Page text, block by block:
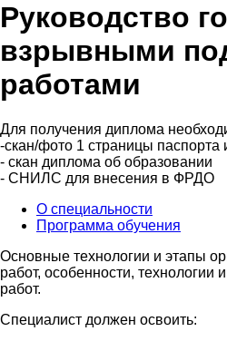
Руководство
взрывными
работами
Для получения диплома
-скан/фото 1 страницы паспорта
- скан диплома об образовании
- СНИЛС для внесения в ФРДО
О специальности
Программа обучения
Основные технологии и этапы
работ, особенности,
работ.
Специалист должен освоить: